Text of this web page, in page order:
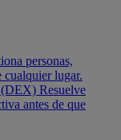
personas,
cualquier lugar.
(DEX) Resuelve
antes de que